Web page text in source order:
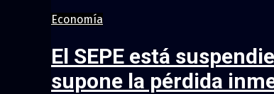
Economía
El SEPE está
supone la pérdida